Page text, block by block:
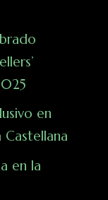
en
en la